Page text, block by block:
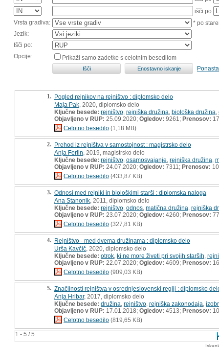
išči po
Vrsta gradiva:
* po
Jezik:
Išči po:
Opcije:
Prikaži samo zadetke s celotnim besedilom
1 - 5 / 5
1. Pogled rejnikov na rejništvo : diplomsko delo
Maja Pak , 2020, diplomsko delo
Ključne besede: rejništvo rejniška družina biološka družina
Objavljeno v RUP: 25.09.2020; Ogledov: 9261; Prenosov:
Celotno besedilo (1,18 MB)
2. Prehod iz rejništva v samostojnost : magistrsko delo
Anja Ferlin , 2019, magistrsko delo
Ključne besede: rejništvo osamosvajanje rejniška družina
Objavljeno v RUP: 24.07.2020; Ogledov: 7311; Prenosov:
Celotno besedilo (433,87 KB)
3. Odnosi med rejniki in biološkimi starši : diplomska naloga
Ana Stanonik , 2011, diplomsko delo
Ključne besede: rejništvo odnos matična družina rejniška
Objavljeno v RUP: 23.07.2020; Ogledov: 4260; Prenosov: 77
Celotno besedilo (327,81 KB)
4. Rejništvo - med dvema družinama : diplomsko delo
Urša Kavčič , 2020, diplomsko delo
Ključne besede: otrok ki ne more živeti pri svojih starših
Objavljeno v RUP: 22.07.2020; Ogledov: 4609; Prenosov:
Celotno besedilo (909,03 KB)
5. Značilnosti rejništva v osrednjeslovenski regiji : diplomsko
Anja Hribar, 2017, diplomsko delo
Ključne besede: družina rejništvo rejniška zakonodaja
Objavljeno v RUP: 17.01.2018; Ogledov: 4513; Prenosov:
Celotno besedilo (819,65 KB)